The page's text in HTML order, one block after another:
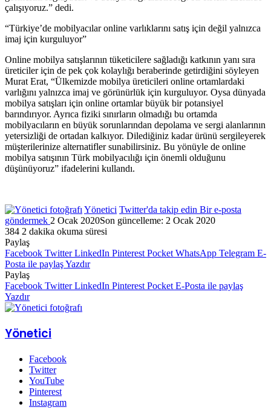
çalışıyoruz.” dedi.
“Türkiye’de mobilyacılar online varlıklarını satış için değil yalnızca
imaj için kurguluyor”
Online mobilya satışlarının tüketicilere sağladığı katkının yanı sıra
üreticiler için de pek çok kolaylığı beraberinde getirdiğini söyleyen
Murat Erat, “Ülkemizde mobilya üreticileri online ortamlardaki
varlığını yalnızca imaj ve görünürlük için kurguluyor. Oysa dünyada
mobilya satışları için online ortamlar büyük bir potansiyel
barındırıyor. Ayrıca fiziki sınırların olmadığı bu ortamda
mobilyacıların en büyük sorunlarından depolama ve sergi alanlarının
yetersizliği de ortadan kalkıyor. Dilediğiniz kadar ürünü sergileyerek
müşterilerinize alternatifler sunabilirsiniz. Bu yönüyle de online
mobilya satışının Türk mobilyacılığı için önemli olduğunu
düşünüyoruz” ifadelerini kullandı.
Yönetici Twitter'da takip edin Bir e-posta
göndermek 2 Ocak 2020Son güncelleme: 2 Ocak 2020
384 2 dakika okuma süresi
Paylaş
Facebook Twitter LinkedIn Pinterest Pocket WhatsApp Telegram E-
Posta ile paylaşYazdır
Paylaş
Facebook Twitter LinkedIn Pinterest Pocket E-Posta ile paylaş
Yazdır
Yönetici
Facebook
Twitter
YouTube
Pinterest
Instagram